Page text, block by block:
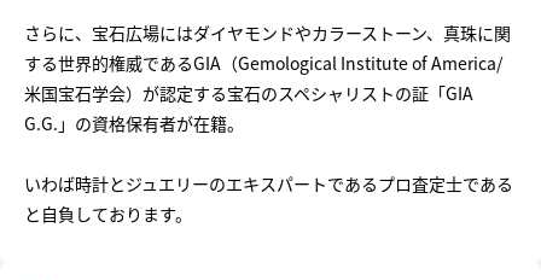
さらに、宝石広場にはダイヤモンドやカラーストーン、真珠に関
する世界的権威であるGIA（Gemological Institute of America/
米国宝石学会）が認定する宝石のスペシャリストの証「GIA
G.G.」の資格保有者が在籍。
いわば時計とジュエリーのエキスパートであるプロ査定士である
と自負しております。